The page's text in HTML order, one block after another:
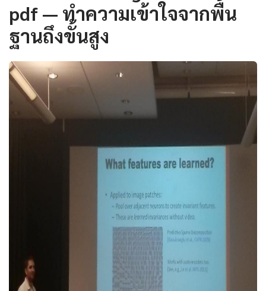
pdf — ทำความเข้าใจจากพื้น
ฐานถึงขั้นสูง